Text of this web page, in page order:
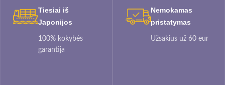
Tiesiai iš
Japonijos
100% kokybės
garantija
Nemokamas
pristatymas
Užsakius už 60 eur